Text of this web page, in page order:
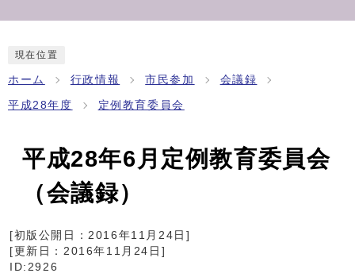
現在位置
ホーム 行政情報 市民参加 会議録
平成28年度 定例教育委員会
平成28年6月定例教育委員会
（会議録）
[初版公開日：2016年11月24日 ]
[更新日： 2016年11月24日 ]
ID:2926